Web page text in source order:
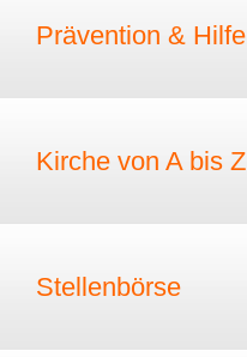
Prävention & Hilfe
Kirche von A bis Z
Stellenbörse